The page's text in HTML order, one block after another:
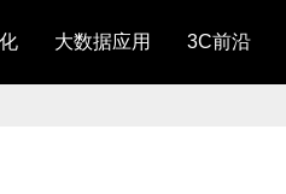
大数据应用 3C前沿